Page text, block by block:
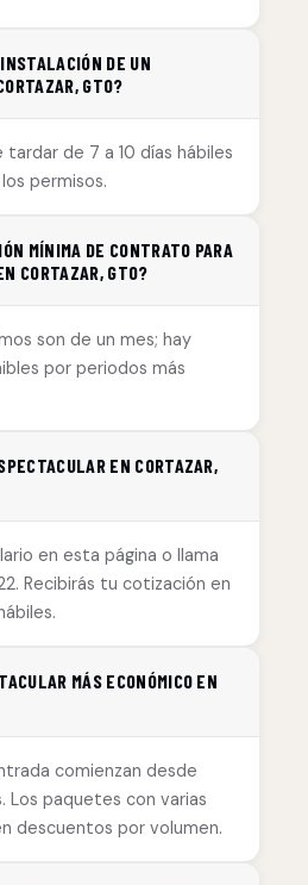
DE UN
GTO?
tardar de 7 a 10 días hábiles
permisos.
MÍNIMA DE CONTRATO PARA
CORTAZAR, GTO?
son de un mes; hay
por periodos más
EN CORTAZAR,
en esta página o llama
Recibirás tu cotización en
MÁS ECONÓMICO EN
comienzan desde
Los paquetes con varias
descuentos por volumen.